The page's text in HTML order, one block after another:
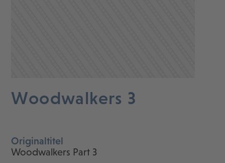
Woodwalkers 3
Originaltitel
Woodwalkers Part 3